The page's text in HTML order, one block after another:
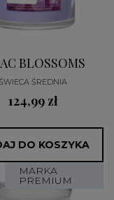
BLOSSOMS
ŚWIECA ŚREDNIA
124,99 zł
DO KOSZYKA
MARKA
PREMIUM